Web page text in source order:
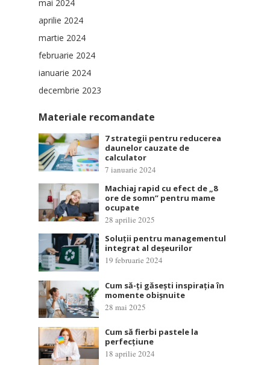
mai 2024
aprilie 2024
martie 2024
februarie 2024
ianuarie 2024
decembrie 2023
Materiale recomandate
7 strategii pentru reducerea
daunelor cauzate de
calculator
7 ianuarie 2024
Machiaj rapid cu efect de „8
ore de somn” pentru mame
ocupate
28 aprilie 2025
Soluții pentru managementul
integrat al deșeurilor
19 februarie 2024
Cum să-ți găsești inspirația în
momente obișnuite
28 mai 2025
Cum să fierbi pastele la
perfecțiune
18 aprilie 2024